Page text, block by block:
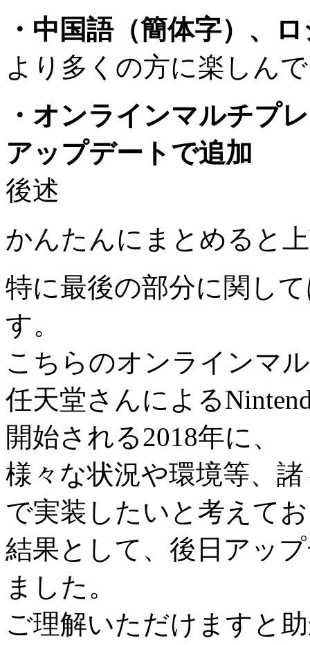
・中国語（簡体字）、
より多くの方に楽しん
・オンラインマルチプ
アップデートで追加
後述
かんたんにまとめると
特に最後の部分に関し
す。
こちらのオンラインマ
任天堂さんによる
開始される2018年に、
様々な状況や環境等、
で実装したいと考えて
結果として、後日アッ
ました。
ご理解いただけますと